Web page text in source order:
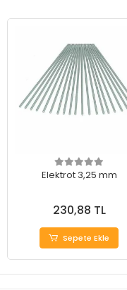
Elektrot 3,25 mm
230,88 TL
Sepete Ekle